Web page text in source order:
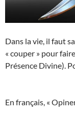
Dans la vie, il faut
« couper » pour
Présence Divine).
En français, «